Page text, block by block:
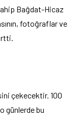
Bağdat-Hicaz
fotoğraflar ve
çekecektir. 100
günlerde bu